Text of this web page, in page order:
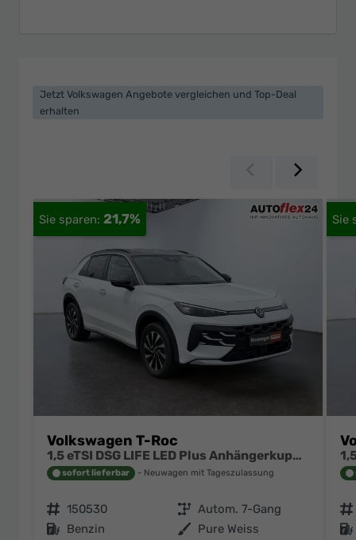
Jetzt Volkswagen Angebote vergleichen und Top-Deal
erhalten
Zurück
21,7%
Volkswagen T-Roc
1,5 eTSI DSG LIFE LED Plus Anhängerkupplung Navigation Digital Pro Sitzheizung beheiztes Lenkrad 17 Zoll Alu 5J Garantie
sofort lieferbar Neuwagen mit Tageszulassung
Fahrzeugnr. 150530 Getriebe Autom. 7-Gang
Kraftstoff Benzin Außenfarbe Pure Weiss
Fahrzeugnr.
Kraftstoff